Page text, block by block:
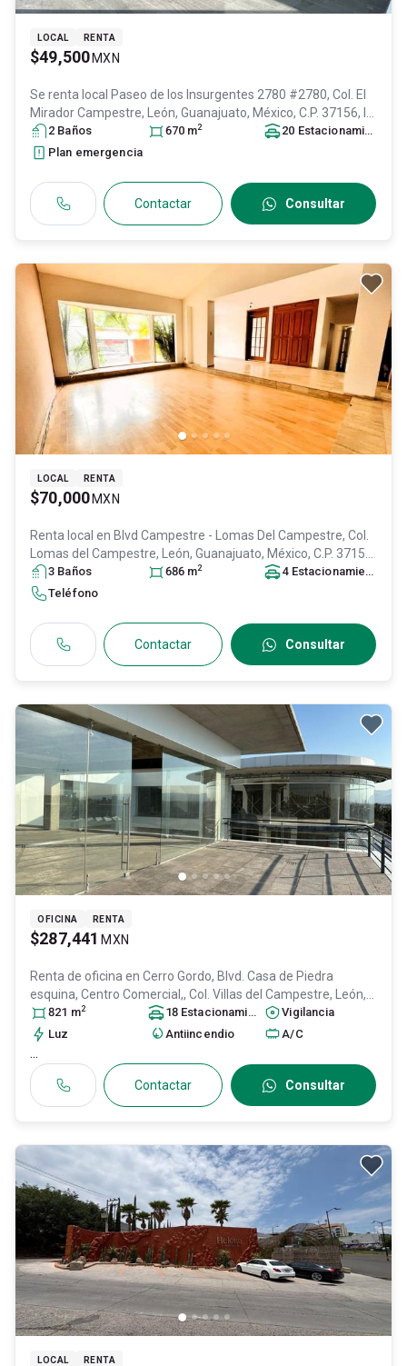
LOCAL RENTA
$49,500 MXN
Se renta local Paseo de los Insurgentes 2780 #2780, Col. El
Mirador Campestre,
León, Guanajuato, México, C.P. 37156, ID:
29914817
2 Baños 670 m2 20 Estacionamiento
Plan emergencia
Contactar Consultar
LOCAL RENTA
$70,000 MXN
Renta local en Blvd Campestre - Lomas Del Campestre, Col.
Lomas del Campestre,
León, Guanajuato, México, C.P. 37150
ID:29686983
3 Baños 686 m2 4 Estacionamiento
Teléfono
Contactar Consultar
OFICINA RENTA
$287,441 MXN
Renta de oficina en Cerro Gordo, Blvd. Casa de Piedra
esquina, Centro Comercial,, Col. Villas del Campestre,
León,
Guanajuato
, C.P. 37129, ID:29261520
821 m2 18 Estacionamiento s Vigilancia
Luz
Antiincendio A/C
...
Contactar Consultar
LOCAL RENTA